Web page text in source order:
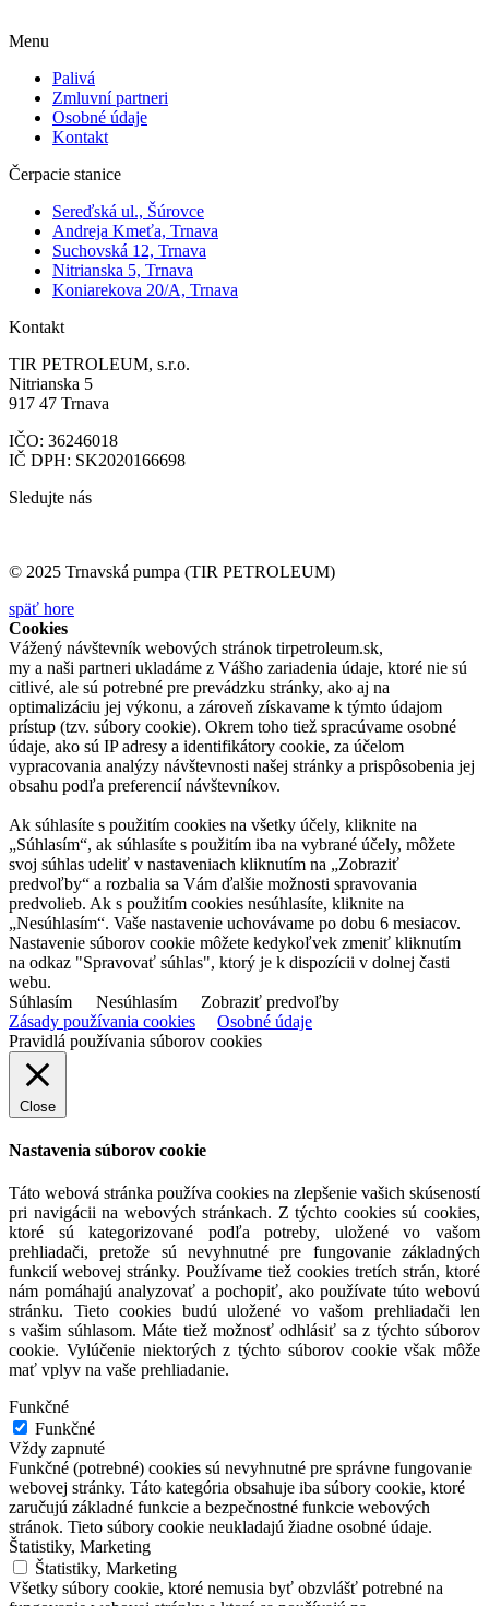
Menu
Palivá
Zmluvní partneri
Osobné údaje
Kontakt
Čerpacie stanice
Sereďská ul., Šúrovce
Andreja Kmeťa, Trnava
Suchovská 12, Trnava
Nitrianska 5, Trnava
Koniarekova 20/A, Trnava
Kontakt
TIR PETROLEUM, s.r.o.
Nitrianska 5
917 47 Trnava
IČO: 36246018
IČ DPH: SK2020166698
Sledujte nás
© 2025 Trnavská pumpa (TIR PETROLEUM)
späť hore
Cookies
Vážený návštevník webových stránok tirpetroleum.sk,
my a naši partneri ukladáme z Vášho zariadenia údaje, ktoré nie sú
citlivé, ale sú potrebné pre prevádzku stránky, ako aj na
optimalizáciu jej výkonu, a zároveň získavame k týmto údajom
prístup (tzv. súbory cookie). Okrem toho tiež spracúvame osobné
údaje, ako sú IP adresy a identifikátory cookie, za účelom
vypracovania analýzy návštevnosti našej stránky a prispôsobenia jej
obsahu podľa preferencií návštevníkov.
Ak súhlasíte s použitím cookies na všetky účely, kliknite na
„Súhlasím“, ak súhlasíte s použitím iba na vybrané účely, môžete
svoj súhlas udeliť v nastaveniach kliknutím na „Zobraziť
predvoľby“ a rozbalia sa Vám ďalšie možnosti spravovania
predvolieb. Ak s použitím cookies nesúhlasíte, kliknite na
„Nesúhlasím“. Vaše nastavenie uchovávame po dobu 6 mesiacov.
Nastavenie súborov cookie môžete kedykoľvek zmeniť kliknutím
na odkaz "Spravovať súhlas", ktorý je k dispozícii v dolnej časti
webu.
Súhlasím
Nesúhlasím
Zobraziť predvoľby
Zásady používania cookies
Osobné údaje
Pravidlá používania súborov cookies
Close
Nastavenia súborov cookie
Táto webová stránka používa cookies na zlepšenie vašich skúseností
pri navigácii na webových stránkach. Z týchto cookies sú cookies,
ktoré sú kategorizované podľa potreby, uložené vo vašom
prehliadači, pretože sú nevyhnutné pre fungovanie základných
funkcií webovej stránky. Používame tiež cookies tretích strán, ktoré
nám pomáhajú analyzovať a pochopiť, ako používate túto webovú
stránku. Tieto cookies budú uložené vo vašom prehliadači len
s vašim súhlasom. Máte tiež možnosť odhlásiť sa z týchto súborov
cookie. Vylúčenie niektorých z týchto súborov cookie však môže
mať vplyv na vaše prehliadanie.
Funkčné
Funkčné
Vždy zapnuté
Funkčné (potrebné) cookies sú nevyhnutné pre správne fungovanie
webovej stránky. Táto kategória obsahuje iba súbory cookie, ktoré
zaručujú základné funkcie a bezpečnostné funkcie webových
stránok. Tieto súbory cookie neukladajú žiadne osobné údaje.
Štatistiky, Marketing
Štatistiky, Marketing
Všetky súbory cookie, ktoré nemusia byť obzvlášť potrebné na